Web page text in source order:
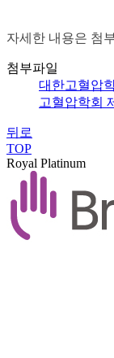
자세한 내용은 첨
첨부파일
대한고혈압
고혈압학회
뒤로
TOP
Royal Platinum